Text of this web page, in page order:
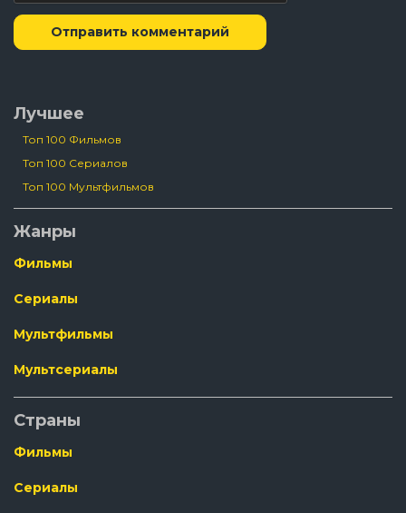
271 серия
270 серия
269 серия
266 серия
265 серия
264 серия
263 серия
262 серия
261 серия
Отправить комментарий
Лучшее
Топ 100 Фильмов
Топ 100 Сериалов
Топ 100 Мультфильмов
Жанры
Фильмы
Сериалы
Мультфильмы
Мультсериалы
Страны
Фильмы
Сериалы